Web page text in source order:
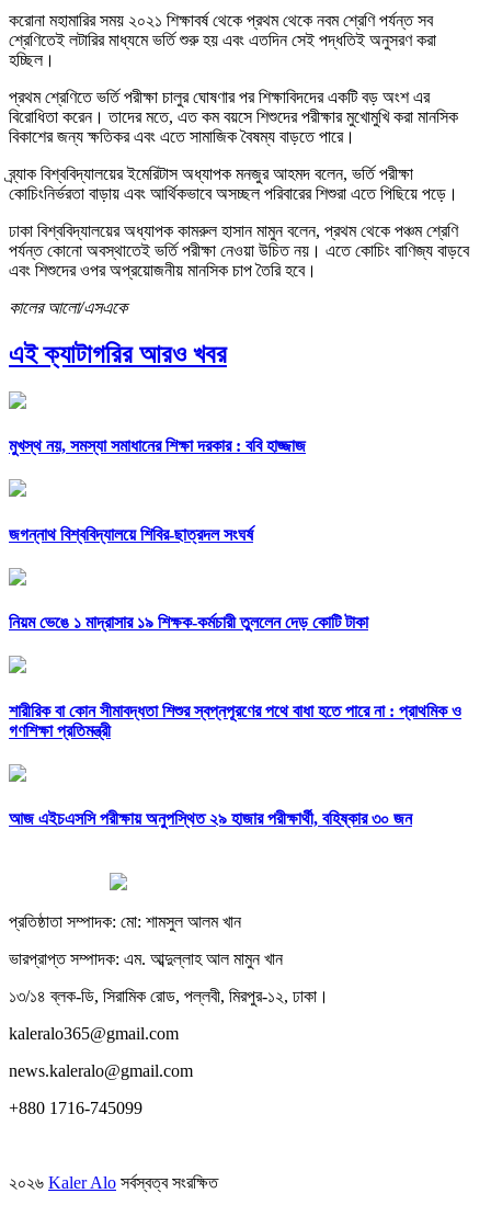
করোনা মহামারির সময় ২০২১ শিক্ষাবর্ষ থেকে প্রথম থেকে নবম শ্রেণি পর্যন্ত সব
শ্রেণিতেই লটারির মাধ্যমে ভর্তি শুরু হয় এবং এতদিন সেই পদ্ধতিই অনুসরণ করা
হচ্ছিল।
প্রথম শ্রেণিতে ভর্তি পরীক্ষা চালুর ঘোষণার পর শিক্ষাবিদদের একটি বড় অংশ এর
বিরোধিতা করেন। তাদের মতে, এত কম বয়সে শিশুদের পরীক্ষার মুখোমুখি করা মানসিক
বিকাশের জন্য ক্ষতিকর এবং এতে সামাজিক বৈষম্য বাড়তে পারে।
ব্র্যাক বিশ্ববিদ্যালয়ের ইমেরিটাস অধ্যাপক মনজুর আহমদ বলেন, ভর্তি পরীক্ষা
কোচিংনির্ভরতা বাড়ায় এবং আর্থিকভাবে অসচ্ছল পরিবারের শিশুরা এতে পিছিয়ে পড়ে।
ঢাকা বিশ্ববিদ্যালয়ের অধ্যাপক কামরুল হাসান মামুন বলেন, প্রথম থেকে পঞ্চম শ্রেণি
পর্যন্ত কোনো অবস্থাতেই ভর্তি পরীক্ষা নেওয়া উচিত নয়। এতে কোচিং বাণিজ্য বাড়বে
এবং শিশুদের ওপর অপ্রয়োজনীয় মানসিক চাপ তৈরি হবে।
কালের আলো/এসএকে
এই ক্যাটাগরির আরও খবর
মুখস্থ নয়, সমস্যা সমাধানের শিক্ষা দরকার : ববি হাজ্জাজ
জগন্নাথ বিশ্ববিদ্যালয়ে শিবির-ছাত্রদল সংঘর্ষ
নিয়ম ভেঙে ১ মাদ্রাসার ১৯ শিক্ষক-কর্মচারী তুললেন দেড় কোটি টাকা
শারীরিক বা কোন সীমাবদ্ধতা শিশুর স্বপ্নপূরণের পথে বাধা হতে পারে না : প্রাথমিক ও
গণশিক্ষা প্রতিমন্ত্রী
আজ এইচএসসি পরীক্ষায় অনুপস্থিত ২৯ হাজার পরীক্ষার্থী, বহিষ্কার ৩০ জন
প্রতিষ্ঠাতা সম্পাদক: মো: শামসুল আলম খান
ভারপ্রাপ্ত সম্পাদক: এম. আব্দুল্লাহ আল মামুন খান
১৩/১৪ ব্লক-ডি, সিরামিক রোড, পল্লবী, মিরপুর-১২, ঢাকা।
kaleralo365@gmail.com
news.kaleralo@gmail.com
+880 1716-745099
২০২৬ Kaler Alo সর্বস্বত্ব সংরক্ষিত